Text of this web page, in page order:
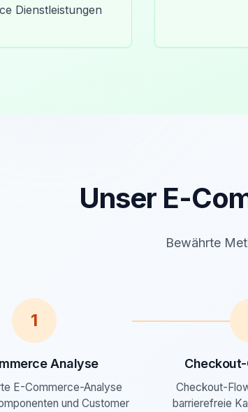
Dienstleistungen
Unser E-
Bewährte
1
Analyse
E-Commerce-Analyse
und Customer
Checkout-
barrierefreie